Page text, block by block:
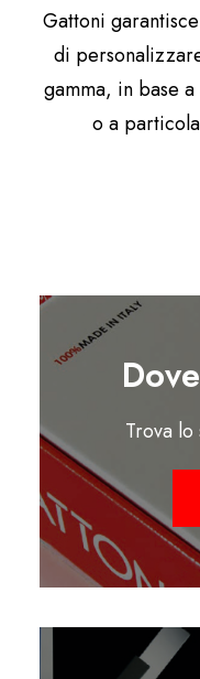
Gattoni
di
gamma, in base
o a
Trova